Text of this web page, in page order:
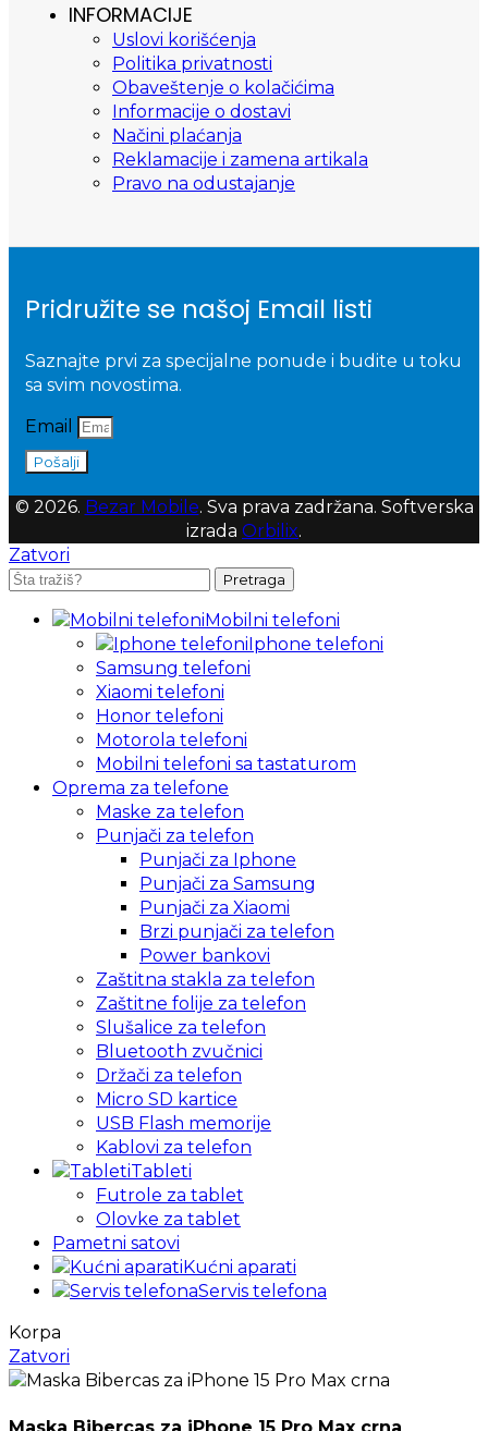
INFORMACIJE
Uslovi korišćenja
Politika privatnosti
Obaveštenje o kolačićima
Informacije o dostavi
Načini plaćanja
Reklamacije i zamena artikala
Pravo na odustajanje
Pridružite se našoj Email listi
Saznajte prvi za specijalne ponude i budite u toku
sa svim novostima.
Email
Pošalji
© 2026. Bezar Mobile. Sva prava zadržana. Softverska
izrada Orbilix.
Zatvori
Pretraga
Mobilni telefoni
Iphone telefoni
Samsung telefoni
Xiaomi telefoni
Honor telefoni
Motorola telefoni
Mobilni telefoni sa tastaturom
Oprema za telefone
Maske za telefon
Punjači za telefon
Punjači za Iphone
Punjači za Samsung
Punjači za Xiaomi
Brzi punjači za telefon
Power bankovi
Zaštitna stakla za telefon
Zaštitne folije za telefon
Slušalice za telefon
Bluetooth zvučnici
Držači za telefon
Micro SD kartice
USB Flash memorije
Kablovi za telefon
Tableti
Futrole za tablet
Olovke za tablet
Pametni satovi
Kućni aparati
Servis telefona
Korpa
Zatvori